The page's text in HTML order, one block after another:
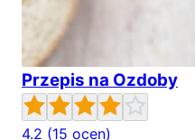
Przepis na Ozdoby
4.2 (15 ocen)